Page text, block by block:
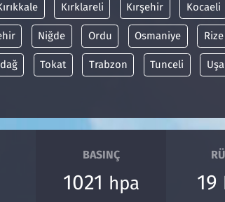
Kırklareli Kırşehir Kocaeli
Niğde Ordu Osmaniye Rize
Tokat Trabzon Tunceli
BASINÇ
1021 hpa 19